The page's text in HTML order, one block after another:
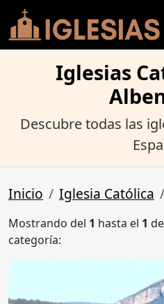
Iglesias
Descubre todas las
Inicio Iglesia Católica
Mostrando del 1 hasta el 1 de
categoría: